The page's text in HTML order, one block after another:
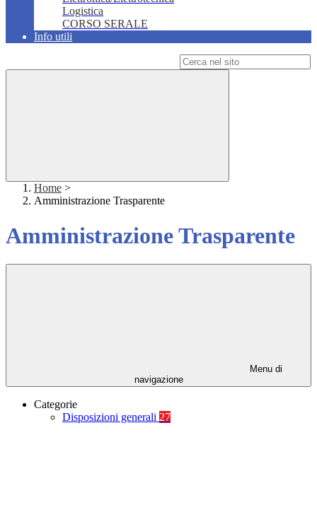
Logistica
CORSO SERALE
Info utili
Home >
Amministrazione Trasparente
Amministrazione Trasparente
Menu di
navigazione
Categorie
Disposizioni generali 27